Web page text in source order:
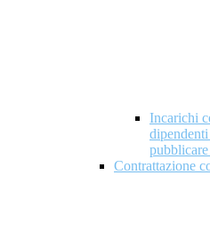
Incarichi
Contrattazione